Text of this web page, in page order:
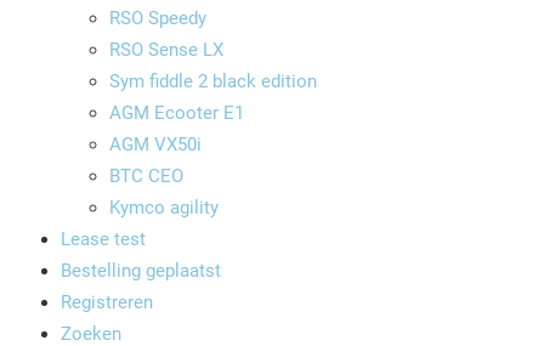
RSO Speedy
RSO Sense LX
Sym fiddle 2 black edition
AGM Ecooter E1
AGM VX50i
BTC CEO
Kymco agility
Lease test
Bestelling geplaatst
Registreren
Zoeken